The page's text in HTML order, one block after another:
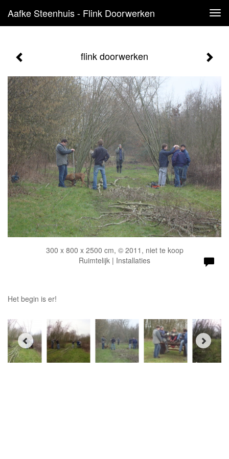
Aafke Steenhuis - Flink Doorwerken
flink doorwerken
300 x 800 x 2500 cm, © 2011, niet te koop
Ruimtelijk | Installaties
Het begin is er!